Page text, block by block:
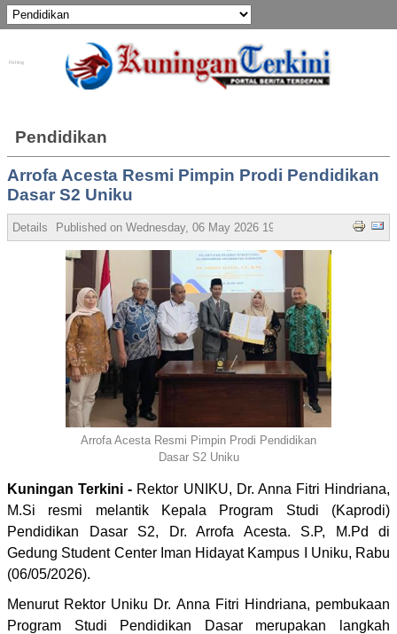
Pendidikan
Arrofa Acesta Resmi Pimpin Prodi Pendidikan
Dasar S2 Uniku
Details Published on Wednesday, 06 May 2026 19:54 Written by Admin
Arrofa Acesta Resmi Pimpin Prodi Pendidikan
Dasar S2 Uniku
Kuningan Terkini - Rektor UNIKU, Dr. Anna Fitri Hindriana,
M.Si resmi melantik Kepala Program Studi (Kaprodi)
Pendidikan Dasar S2, Dr. Arrofa Acesta. S.P, M.Pd di
Gedung Student Center Iman Hidayat Kampus I Uniku, Rabu
(06/05/2026).
Menurut Rektor Uniku Dr. Anna Fitri Hindriana, pembukaan
Program Studi Pendidikan Dasar merupakan langkah
Fishing